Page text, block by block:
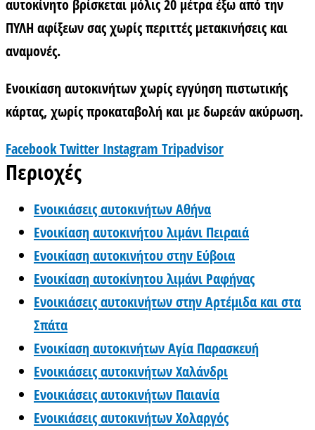
αυτοκίνητο βρίσκεται μόλις 20 μέτρα έξω από την
ΠΥΛΗ αφίξεων σας χωρίς περιττές μετακινήσεις και
αναμονές.
Ενοικίαση αυτοκινήτων χωρίς εγγύηση πιστωτικής
κάρτας, χωρίς προκαταβολή και με δωρεάν ακύρωση.
FacebookTwitter Instagram Tripadvisor
Περιοχές
Ενοικιάσεις αυτοκινήτων Αθήνα
Ενοικίαση αυτοκινήτου λιμάνι Πειραιά
Ενοικίαση αυτοκινήτου στην Εύβοια
Ενοικίαση αυτοκίνητου λιμάνι Ραφήνας
Ενοικιάσεις αυτοκινήτων στην Αρτέμιδα και στα
Σπάτα
Ενοικίαση αυτοκινήτων Αγία Παρασκευή
Ενοικιάσεις αυτοκινήτων Χαλάνδρι
Ενοικιάσεις αυτοκινήτων Παιανία
Ενοικιάσεις αυτοκινήτων Χολαργός